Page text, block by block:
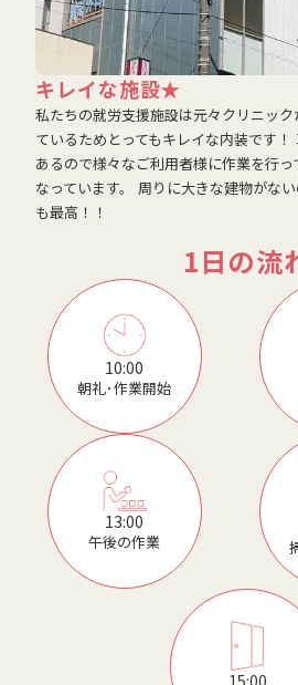
キレイな施設★
私たちの就労支援施設は元々クリニッ
ているためとってもキレイな内装です
あるので様々なご利用者様に作業を行
なっています。 周りに大きな建物がな
も最高！！
1日の流
10:00
朝礼･作業開始
13:00
午後の作業